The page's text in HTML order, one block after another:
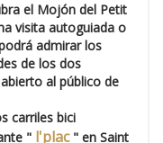
el Mojón del Petit
visita autoguiada o
admirar los
de los dos
al público de
carriles bici
" l'plac " en Saint